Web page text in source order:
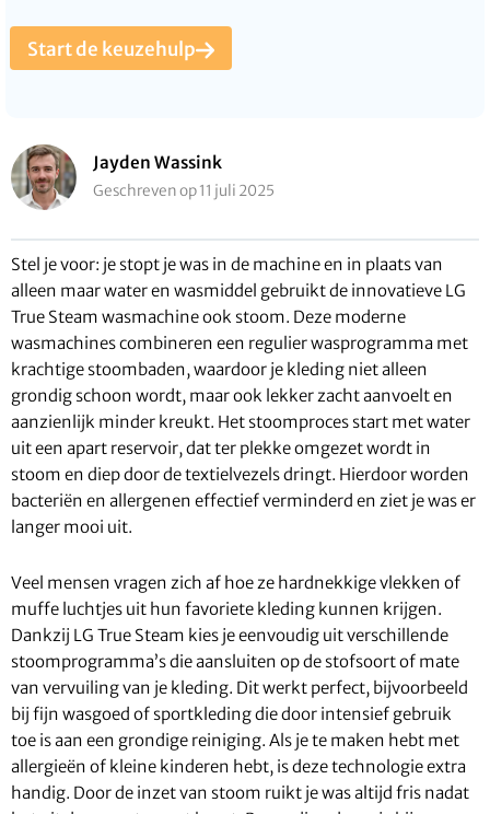
Start de keuzehulp
Jayden Wassink
Geschreven op 11 juli 2025
Stel je voor: je stopt je was in de machine en in plaats van
alleen maar water en wasmiddel gebruikt de innovatieve LG
True Steam wasmachine ook stoom. Deze moderne
wasmachines combineren een regulier wasprogramma met
krachtige stoombaden, waardoor je kleding niet alleen
grondig schoon wordt, maar ook lekker zacht aanvoelt en
aanzienlijk minder kreukt. Het stoomproces start met water
uit een apart reservoir, dat ter plekke omgezet wordt in
stoom en diep door de textielvezels dringt. Hierdoor worden
bacteriën en allergenen effectief verminderd en ziet je was er
langer mooi uit.
Veel mensen vragen zich af hoe ze hardnekkige vlekken of
muffe luchtjes uit hun favoriete kleding kunnen krijgen.
Dankzij LG True Steam kies je eenvoudig uit verschillende
stoomprogramma’s die aansluiten op de stofsoort of mate
van vervuiling van je kleding. Dit werkt perfect, bijvoorbeeld
bij fijn wasgoed of sportkleding die door intensief gebruik
toe is aan een grondige reiniging. Als je te maken hebt met
allergieën of kleine kinderen hebt, is deze technologie extra
handig. Door de inzet van stoom ruikt je was altijd fris nadat